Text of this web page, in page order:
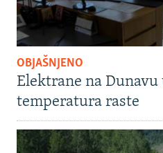
OBJAŠNJENO
Elektrane na Dunavu
temperatura raste